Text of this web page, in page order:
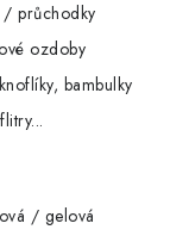
/ průchodky
ozdoby
bambulky
/ gelová